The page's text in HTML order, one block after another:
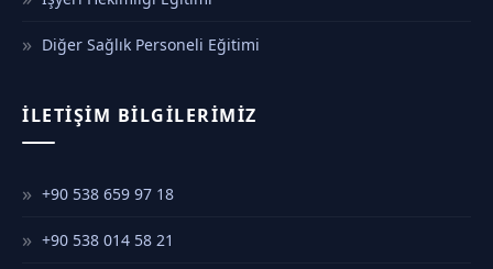
Diğer Sağlık Personeli Eğitimi
İLETIŞIM BILGILERIMIZ
+90 538 659 97 18
+90 538 014 58 21